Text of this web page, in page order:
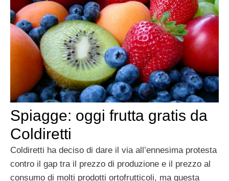
Spiagge: oggi frutta gratis da
Coldiretti
Coldiretti ha deciso di dare il via all’ennesima protesta
contro il gap tra il prezzo di produzione e il prezzo al
consumo di molti prodotti ortofrutticoli, ma questa